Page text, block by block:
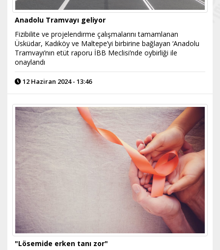
Anadolu Tramvayı geliyor
Fizibilite ve projelendirme çalışmalarını tamamlanan
Üsküdar, Kadıköy ve Maltepe’yi birbirine bağlayan ‘Anadolu
Tramvayı’nın etüt raporu İBB Meclisi’nde oybirliği ile
onaylandı
12 Haziran 2024 - 13:46
"Lösemide erken tanı zor"